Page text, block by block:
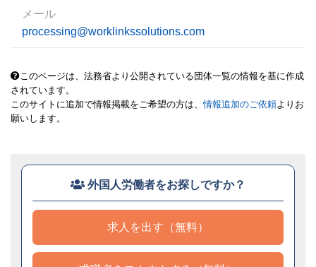
メール
processing@worklinkssolutions.com
このページは、法務省より公開されている団体一覧の情報を基に作成
されています。
このサイトに追加で情報掲載をご希望の方は、情報追加のご依頼よりお
願いします。
外国人労働者をお探しですか？
求人を出す（無料）